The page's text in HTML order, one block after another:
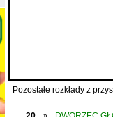
Pozostałe rozkłady z